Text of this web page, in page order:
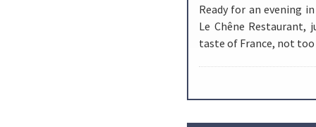
Ready for an evening
Le Chêne Restaurant,
taste of France, not